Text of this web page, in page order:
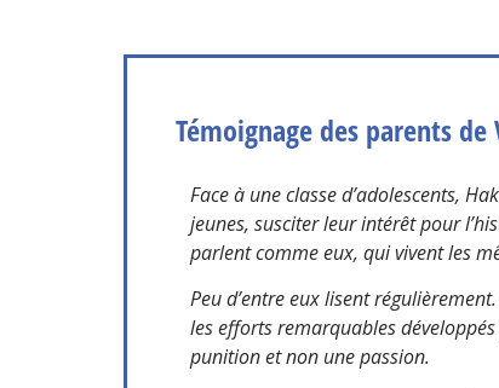
Témoignage des parents
Face à une classe d’adolescents,
jeunes, susciter leur intérêt pour
parlent comme eux, qui vivent les
Peu d’entre eux lisent
les efforts remarquables
punition et non une passion.